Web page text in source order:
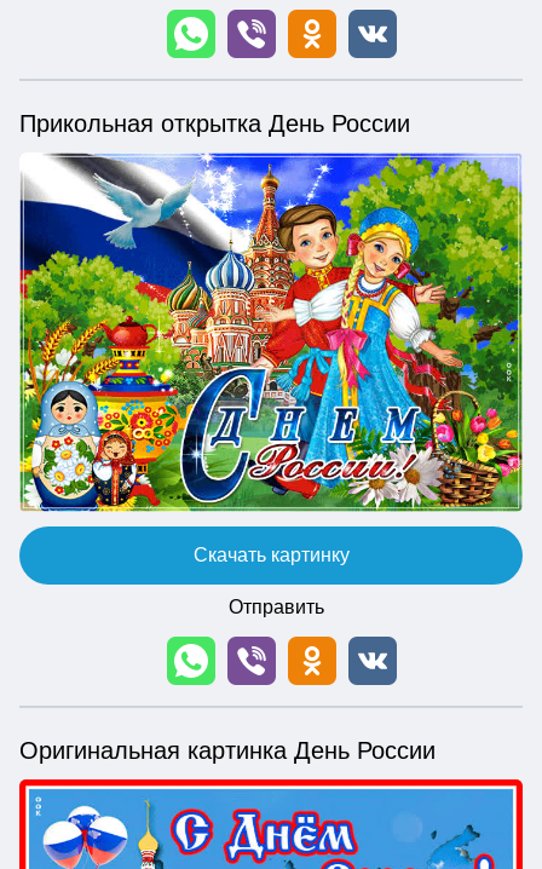
Прикольная открытка День России
Скачать картинку
Отправить
Оригинальная картинка День России